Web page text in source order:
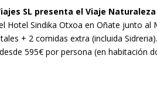
SL presenta el Viaje
Sindika Otxoa en Oñate junto al
+ 2 comidas extra (incluida
595€ por persona (en habitación